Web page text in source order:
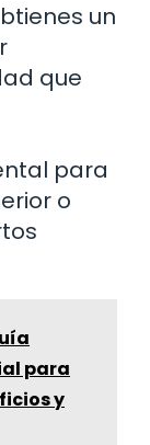
un
que
para
o
para
y